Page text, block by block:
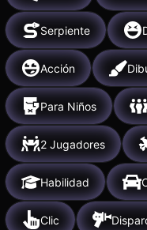
Serpiente
Acción
Para Niños
2 Jugadores
Habilidad
Clic